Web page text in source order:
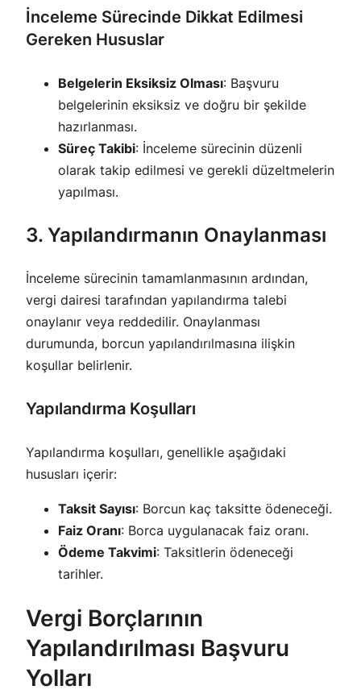
İnceleme Sürecinde Dikkat Edilmesi
Gereken Hususlar
Belgelerin Eksiksiz Olması: Başvuru
belgelerinin eksiksiz ve doğru bir şekilde
hazırlanması.
Süreç Takibi: İnceleme sürecinin düzenli
olarak takip edilmesi ve gerekli düzeltmelerin
yapılması.
3. Yapılandırmanın Onaylanması
İnceleme sürecinin tamamlanmasının ardından,
vergi dairesi tarafından yapılandırma talebi
onaylanır veya reddedilir. Onaylanması
durumunda, borcun yapılandırılmasına ilişkin
koşullar belirlenir.
Yapılandırma Koşulları
Yapılandırma koşulları, genellikle aşağıdaki
hususları içerir:
Taksit Sayısı: Borcun kaç taksitte ödeneceği.
Faiz Oranı: Borca uygulanacak faiz oranı.
Ödeme Takvimi: Taksitlerin ödeneceği
tarihler.
Vergi Borçlarının
Yapılandırılması Başvuru
Yolları